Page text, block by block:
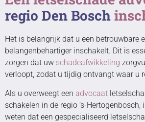
regio Den Bosch
Het is belangrijk dat u een betrouwbare
belangenbehartiger inschakelt. Dit is
zorgen dat uw schadeafwikkeling
verloopt, zodat u tijdig ontvangt waar u
Als u overweegt een advocaat
schakelen in de regio ‘s-Hertogenbosch,
weten dat een gespecialiseerd